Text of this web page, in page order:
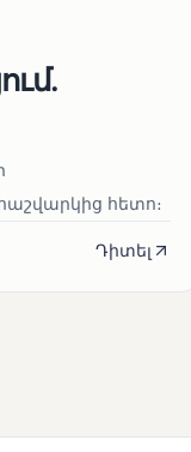
հետո։
Դիտել